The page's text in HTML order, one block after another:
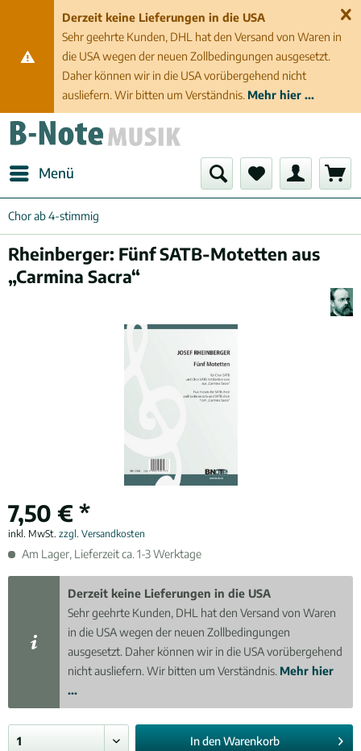
Derzeit keine Lieferungen in die USA
Sehr geehrte Kunden, DHL hat den Versand von Waren in
die USA wegen der neuen Zollbedingungen ausgesetzt.
Daher können wir in die USA vorübergehend nicht
ausliefern. Wir bitten um Verständnis. Mehr hier ...
Menü
Chor ab 4-stimmig
Rheinberger: Fünf SATB-Motetten aus
„Carmina Sacra“
7,50 € *
inkl. MwSt. zzgl. Versandkosten
Am Lager, Lieferzeit ca. 1-3 Werktage
Derzeit keine Lieferungen in die USA
Sehr geehrte Kunden, DHL hat den Versand von Waren
in die USA wegen der neuen Zollbedingungen
ausgesetzt. Daher können wir in die USA vorübergehend
nicht ausliefern. Wir bitten um Verständnis. Mehr hier
...
In denWarenkorb